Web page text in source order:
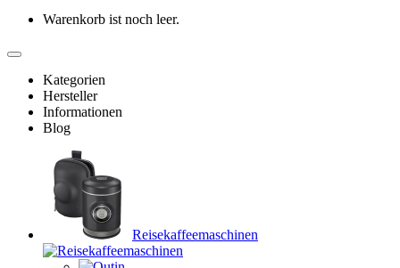
Warenkorb ist noch leer.
Kategorien
Hersteller
Informationen
Blog
Reisekaffeemaschinen